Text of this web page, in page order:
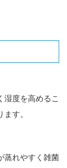
湿度を高めるこ
す。
蒸れやすく雑菌